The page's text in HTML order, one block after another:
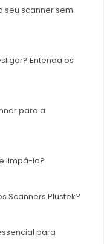
scanner sem
Entenda os
para a
limpá-lo?
Scanners Plustek?
para